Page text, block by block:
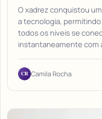
O xadrez conquistou
a tecnologia,
todos os níveis se
instantaneamente com
CR Camila Rocha